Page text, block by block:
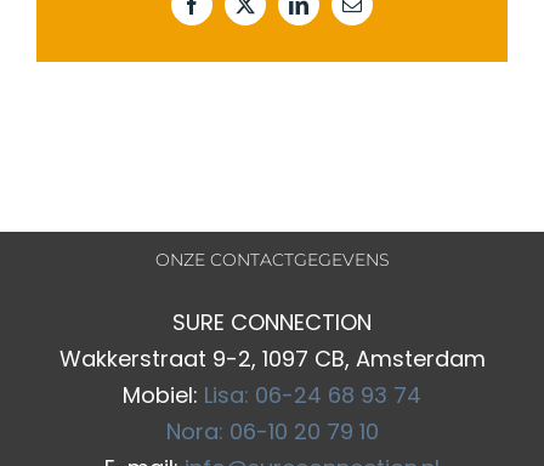
Facebook
X LinkedInE-
ONZE CONTACTGEGEVENS
SURE CONNECTION
Wakkerstraat 9-2, 1097 CB, Amsterdam
Mobiel: Lisa: 06-24 68 93 74
Nora: 06-10 20 79 10